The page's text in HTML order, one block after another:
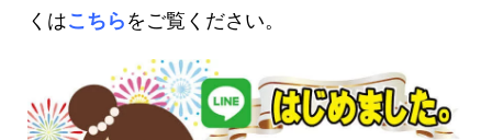
くはこちらをご覧ください。